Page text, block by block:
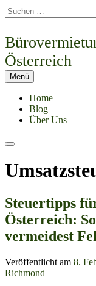
Springe
zum
Suchen
nach:
Österreich
Menü
Home
Blog
Über Uns
Suchen
Steuertipps
Österreich:
vermeidest
Veröffentlicht am 8.
Richmond